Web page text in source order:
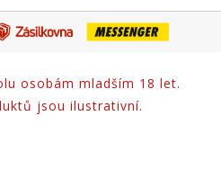
osobám mladším 18 let.
jsou ilustrativní.